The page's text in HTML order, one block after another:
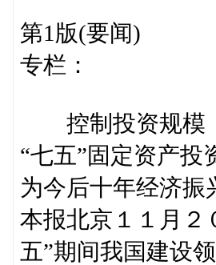
第1版(要闻)
专栏：
控制投资规模
“七五”固定资产投
为今后十年经济振
本报北京１１月２
五”期间我国建设